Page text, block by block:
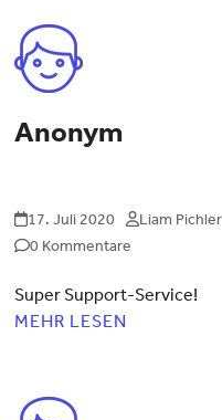
Anonym
17. Juli 2020 Liam Pichler
0 Kommentare
Super Support-Service!
MEHR LESEN